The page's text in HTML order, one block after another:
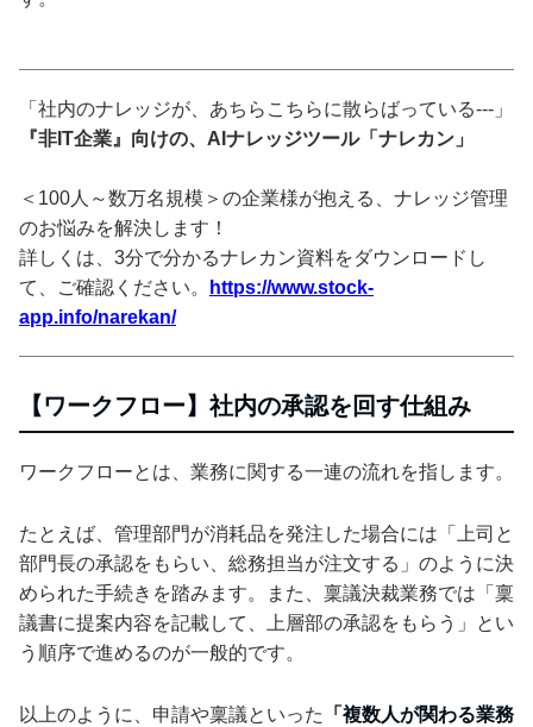
「社内のナレッジが、あちらこちらに散らばっている---」
『非IT企業』向けの、AIナレッジツール「ナレカン」
＜100人～数万名規模＞の企業様が抱える、ナレッジ管理
のお悩みを解決します！
詳しくは、3分で分かるナレカン資料をダウンロードし
て、ご確認ください。
https://www.stock-
app.info/narekan/
【ワークフロー】社内の承認を回す仕組み
ワークフローとは、業務に関する一連の流れを指します。
たとえば、管理部門が消耗品を発注した場合には「上司と
部門長の承認をもらい、総務担当が注文する」のように決
められた手続きを踏みます。また、稟議決裁業務では「稟
議書に提案内容を記載して、上層部の承認をもらう」とい
う順序で進めるのが一般的です。
以上のように、申請や稟議といった
「複数人が関わる業務